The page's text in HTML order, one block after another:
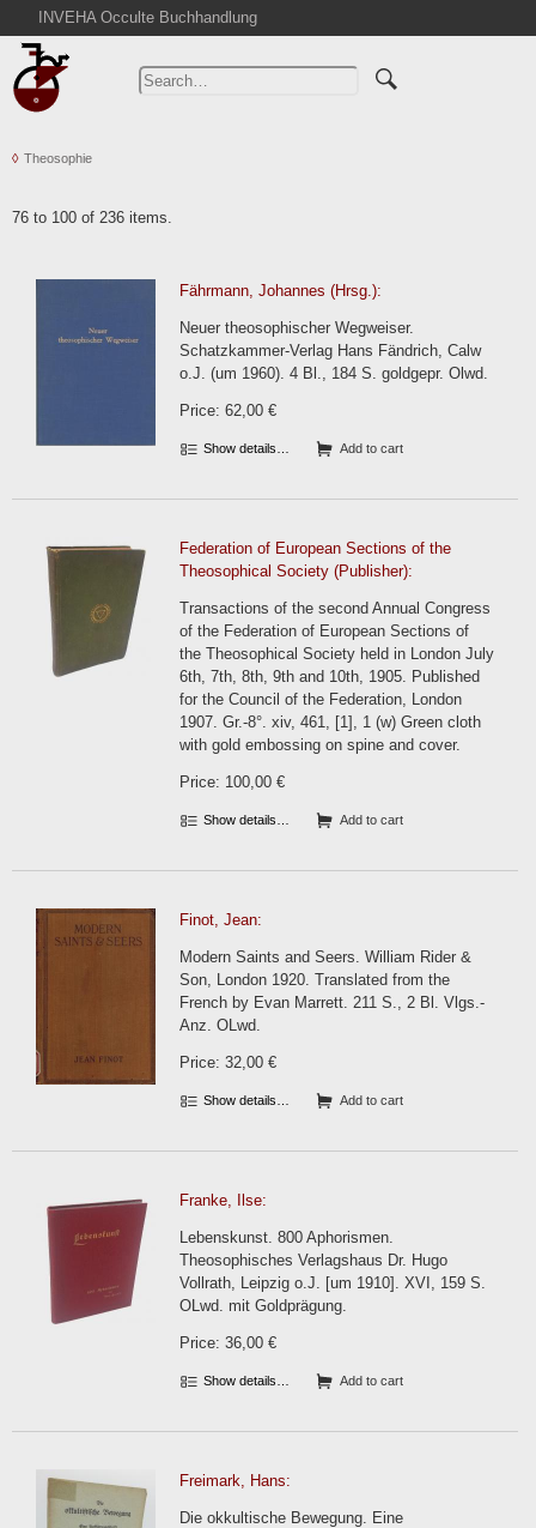
INVEHA Occulte Buchhandlung
Home
Advanced Search
Cart
Imprint
Theosophie
76 to 100 of 236 items.
Fährmann, Johannes (Hrsg.):
Neuer theosophischer Wegweiser.
Schatzkammer-Verlag Hans Fändrich, Calw
o.J. (um 1960). 4 Bl., 184 S. goldgepr. Olwd.
Price: 62,00 €
Show details… Add to cart
Federation of European Sections of the
Theosophical Society (Publisher):
Transactions of the second Annual Congress
of the Federation of European Sections of
the Theosophical Society held in London July
6th, 7th, 8th, 9th and 10th, 1905. Published
for the Council of the Federation, London
1907. Gr.-8°. xiv, 461, [1], 1 (w) Green cloth
with gold embossing on spine and cover.
Price: 100,00 €
Show details… Add to cart
Finot, Jean:
Modern Saints and Seers. William Rider &
Son, London 1920. Translated from the
French by Evan Marrett. 211 S., 2 Bl. Vlgs.-
Anz. OLwd.
Price: 32,00 €
Show details… Add to cart
Franke, Ilse:
Lebenskunst. 800 Aphorismen.
Theosophisches Verlagshaus Dr. Hugo
Vollrath, Leipzig o.J. [um 1910]. XVI, 159 S.
OLwd. mit Goldprägung.
Price: 36,00 €
Show details… Add to cart
Freimark, Hans:
Die okkultische Bewegung. Eine